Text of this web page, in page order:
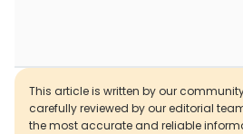
This article is written by our
carefully reviewed by our editorial
the most accurate and reliable